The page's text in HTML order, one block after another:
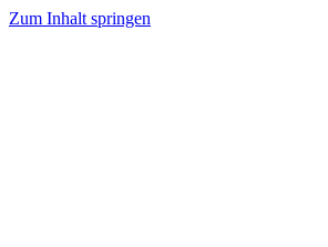
Zum Inhalt springen